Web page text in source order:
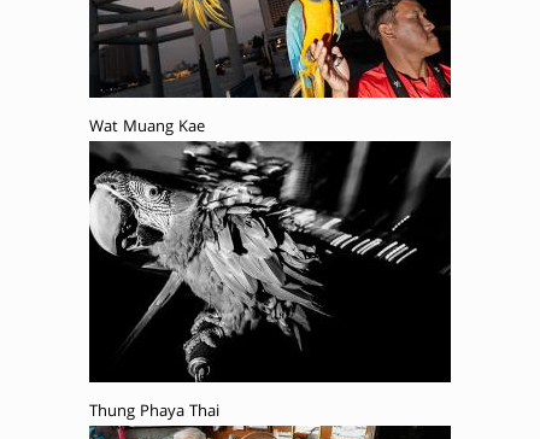
Wat Muang Kae
Thung Phaya Thai